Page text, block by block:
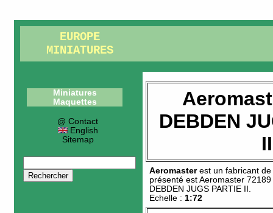
EUROPE
MINIATURES
Miniatures
Maquettes
@ Contact
English
Sitemap
DEBDEN
II
Aeromasterest un fabricant
présenté estAeromaster 72189
DEBDEN JUGS PARTIE II
Echelle : 1:72